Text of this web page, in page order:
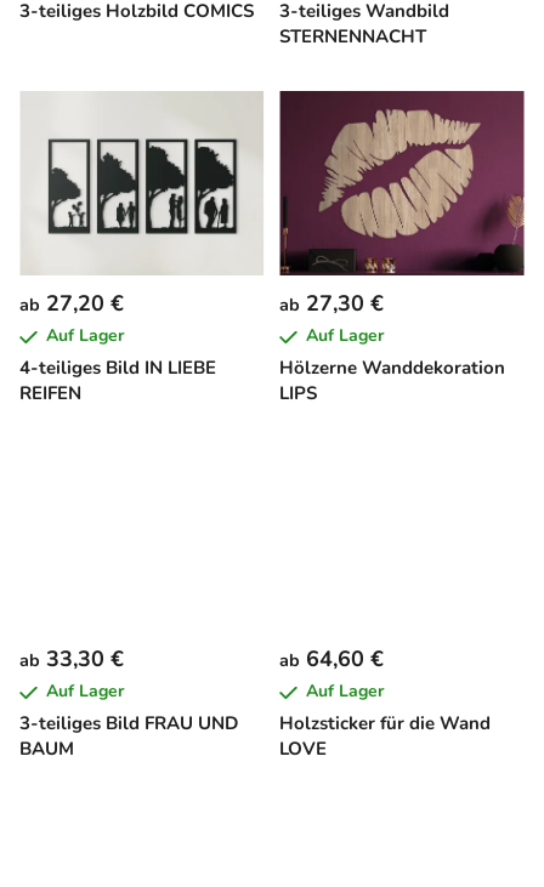
3-teiliges Holzbild COMICS
3-teiliges Wandbild
STERNENNACHT
4-teiliges Bild IN LIEBE
REIFEN
ab 27,20 €
Auf Lager
Hölzerne Wanddekoration
LIPS
ab 27,30 €
Auf Lager
3-teiliges Bild FRAU UND
BAUM
ab 33,30 €
Auf Lager
Holzsticker für die Wand
LOVE
ab 64,60 €
Auf Lager